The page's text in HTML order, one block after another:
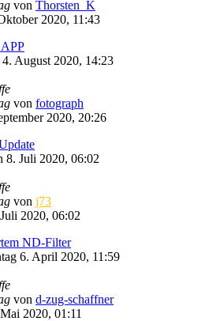
von Thorsten_K
2020, 11:43
4. August 2020, 14:23
von fotograph
2020, 20:26
8. Juli 2020, 06:02
von j73
2020, 06:02
ND-Filter
6. April 2020, 11:59
von d-zug-schaffner
2020, 01:11